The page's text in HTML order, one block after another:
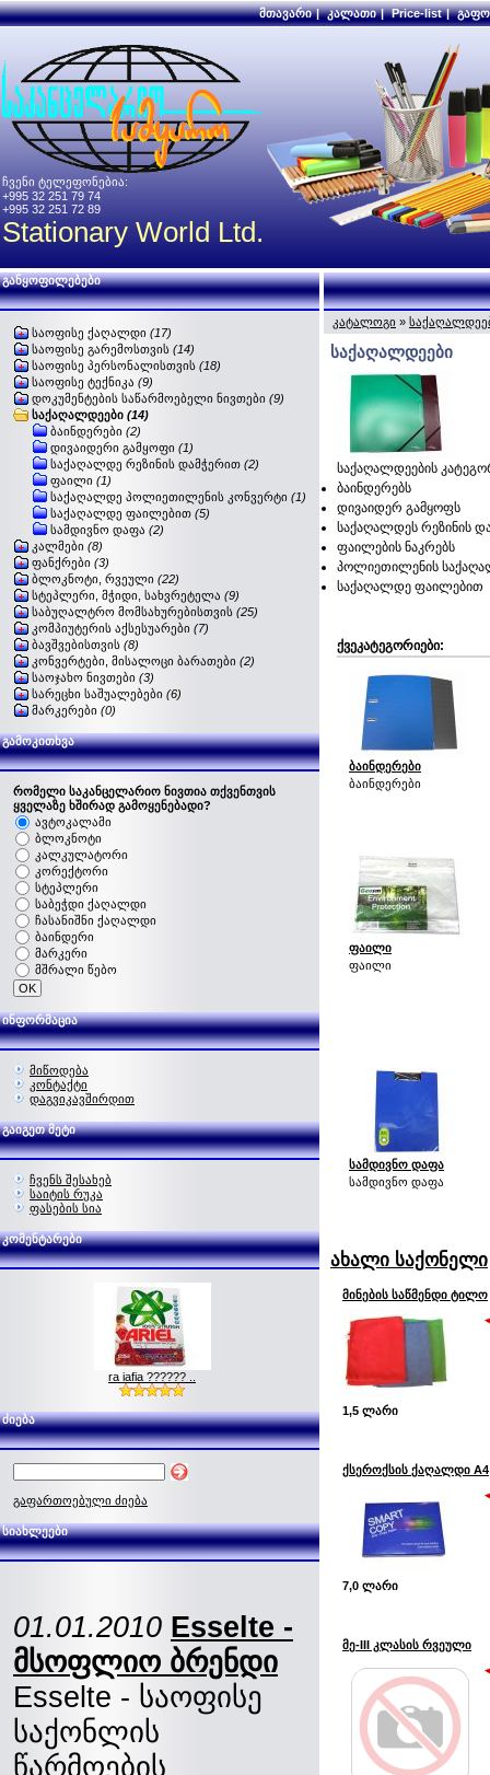
მთავარი | კალათი | Price-list |
ჩვენი ტელეფონებია:
+995 32 251 79 74
+995 32 251 72 89
Stationary World Ltd.
განყოფილებები
საოფისე ქაღალდი (17)
საოფისე გარემოსთვის (14)
საოფისე პერსონალისთვის (18)
საოფისე ტექნიკა (9)
დოკუმენტების საწარმოებელი ნივთები (9)
საქაღალდეები (14)
ბაინდერები (2)
დივაიდერი გამყოფი (1)
საქაღალდე რეზინის დამჭერით (2)
ფაილი (1)
საქაღალდე პოლიეთილენის კონვერტი (1)
საქაღალდე ფაილებით (5)
სამდივნო დაფა (2)
კალმები (8)
ფანქრები (3)
ბლოკნოტი, რვეული (22)
სტეპლერი, მჭიდი, სახვრეტელა (9)
საბუღალტრო მომსახურებისთვის (25)
კომპიუტერის აქსესუარები (7)
ბავშვებისთვის (8)
კონვერტები, მისალოცი ბარათები (2)
საოჯახო ნივთები (3)
სარეცხი საშუალებები (6)
მარკერები (0)
გამოკითხვა
რომელი საკანცელარიო ნივთია თქვენთვის
ყველაზე ხშირად გამოყენებადი?
ავტოკალამი
ბლოკნოტი
კალკულატორი
კორექტორი
სტეპლერი
საბეჭდი ქაღალდი
ჩასანიშნი ქაღალდი
ბაინდერი
მარკერი
მშრალი წებო
ინფორმაცია
მიწოდება
კონტაქტი
დაგვიკავშირდით
გაიგეთ მეტი
ჩვენს შესახებ
საიტის რუკა
ფასების სია
კომენტარები
ra iafia ?????? ..
ძიება
გაფართოებული ძიება
სიახლეები
01.01.2010 Esselte -
მსოფლიო ბრენდი
Esselte - საოფისე
საქონლის
წარმოების
კატალოგი »
საქაღალდეები
საქაღალდეების
ბაინდერებს
დივაიდერ გამყოფს
საქაღალდეს რეზინის
ფაილების ნაკრებს
პოლიეთილენის
საქაღალდე ფაილებით
ქვეკატეგორიები:
ბაინდერები
ბაინდერები
ფაილი
ფაილი
სამდივნო დაფა
სამდივნო დაფა
ახალი საქონელი
მინების საწმენდი ტილო
1,5 ლარი
ქსეროქსის ქაღალდი A4
7,0 ლარი
მე-III კლასის რვეული